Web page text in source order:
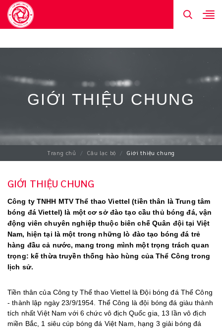
GIỚI THIỆU CHUNG
GIỚI THIỆU CHUNG
Trang chủ Câu lạc bộ Giới thiệu chung
GIỚI THIỆU CHUNG
Công ty TNHH MTV Thể thao Viettel (tiền thân là Trung tâm
bóng đá Viettel) là một cơ sở đào tạo cầu thủ bóng đá, vận
động viên chuyên nghiệp thuộc biên chế Quân đội tại Việt
Nam, hiện tại là một trong những lò đào tạo bóng đá trẻ
hàng đầu cả nước, mang trong mình một trọng trách quan
trọng: kế thừa truyền thống hào hùng của Thể Công trong
lịch sử.
Tiền thân của Công ty Thể thao Viettel là Đội bóng đá Thể Công
- thành lập ngày 23/9/1954. Thể Công là đội bóng đá giàu thành
tích nhất Việt Nam với 6 chức vô địch Quốc gia, 13 lần vô địch
miền Bắc, 1 siêu cúp bóng đá Việt Nam, hạng 3 giải bóng đá